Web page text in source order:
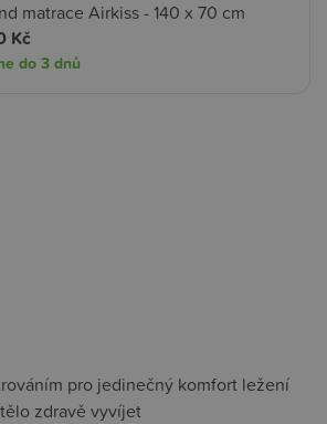
matrace Airkiss - 140 x 70 cm
Kč
do 3 dnů
pro jedinečný komfort ležení
zdravě vyvíjet